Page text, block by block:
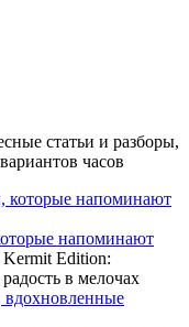
статьи и разборы,
часов
напоминают
Edition:
в мелочах